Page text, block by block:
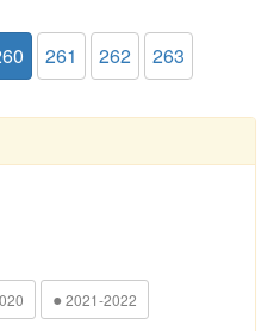
261 262 263
● 2021-2022